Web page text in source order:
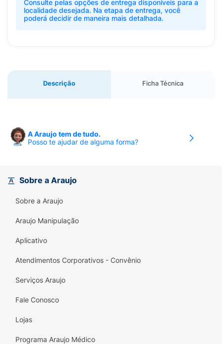
Consulte pelas opções de entrega disponíveis para a
localidade desejada. Na etapa de entrega, você
poderá decidir de maneira mais detalhada.
Descrição Ficha Técnica
A Araujo tem de tudo.
Posso te ajudar de alguma forma?
Sobre a Araujo
Sobre a Araujo
Araujo Manipulação
Aplicativo
Atendimentos Corporativos - Convênio
Serviços Araujo
Fale Conosco
Lojas
Programa Araujo Médico